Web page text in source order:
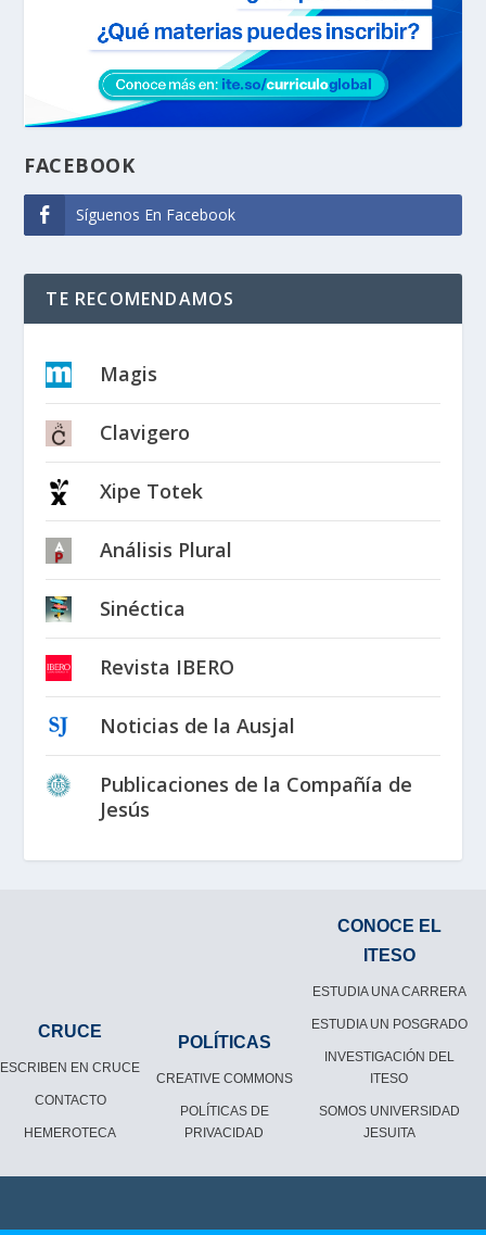
FACEBOOK
Síguenos En Facebook
TE RECOMENDAMOS
Magis
Clavigero
Xipe Totek
Análisis Plural
Sinéctica
Revista IBERO
Noticias de la Ausjal
Publicaciones de la Compañía de
Jesús
CRUCE
ESCRIBEN EN CRUCE
CONTACTO
HEMEROTECA
POLÍTICAS
CREATIVE COMMONS
POLÍTICAS DE
PRIVACIDAD
CONOCE EL
ITESO
ESTUDIA UNA CARRERA
ESTUDIA UN POSGRADO
INVESTIGACIÓN DEL
ITESO
SOMOS UNIVERSIDAD
JESUITA